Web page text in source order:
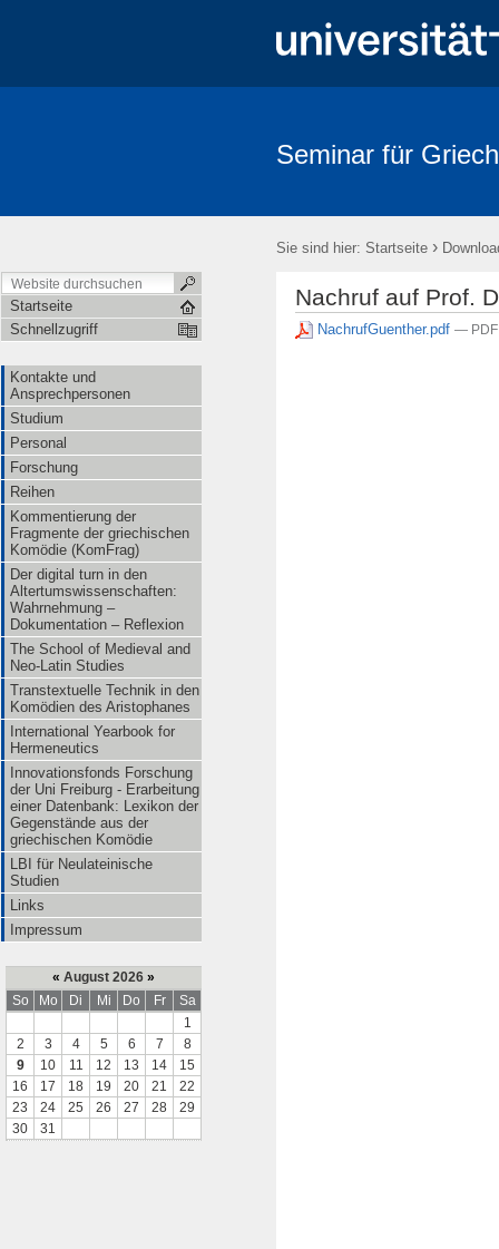
Seminar für
Sie sind hier: Startseite ›
Startseite
Schnellzugriff
Kontakte und
Ansprechpersonen
Studium
Personal
Forschung
Reihen
Kommentierung der
Fragmente der griechischen
Komödie (KomFrag)
Der digital turn in den
Altertumswissenschaften:
Wahrnehmung –
Dokumentation – Reflexion
The School of Medieval and
Neo-Latin Studies
Transtextuelle Technik in den
Komödien des Aristophanes
International Yearbook for
Hermeneutics
Innovationsfonds Forschung
der Uni Freiburg - Erarbeitung
einer Datenbank: Lexikon der
Gegenstände aus der
griechischen Komödie
LBI für Neulateinische
Studien
Links
Impressum
« August 2026 »
So
Mo Di Mi Do Fr
Sa
1
2
3 4 5 6 7
8
9
10 11 12 13 14
15
16
17 18 19 20 21
22
23
24 25 26 27 28
29
30
31
Nachruf auf Prof.
NachrufGuenther.pdf — PDF